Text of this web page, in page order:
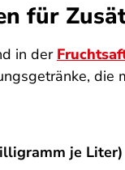
für
in der
je Liter)